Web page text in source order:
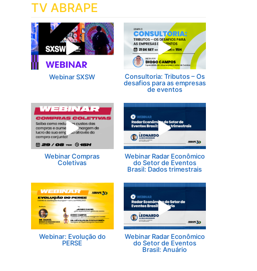
TV ABRAPE
Webinar SXSW
Consultoria: Tributos – Os
desafios para as empresas
de eventos
Webinar Compras
Coletivas
Webinar Radar Econômico
do Setor de Eventos
Brasil: Dados trimestrais
Webinar: Evolução do
PERSE
Webinar Radar Econômico
do Setor de Eventos
Brasil: Anuário